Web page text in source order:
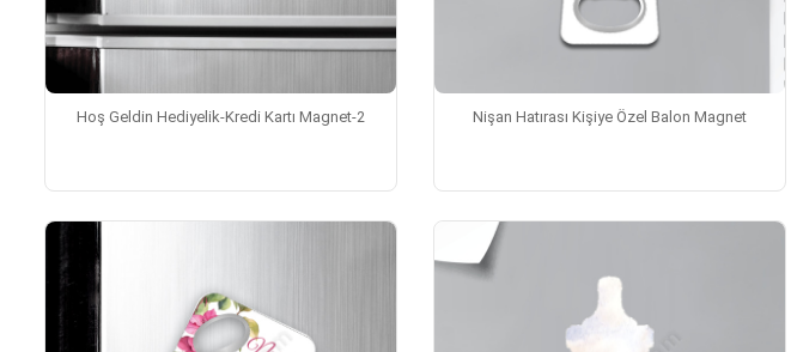
Hoş Geldin Hediyelik-Kredi Kartı Magnet-2 Nişan Hatırası Kişiye Özel Balon Magnet